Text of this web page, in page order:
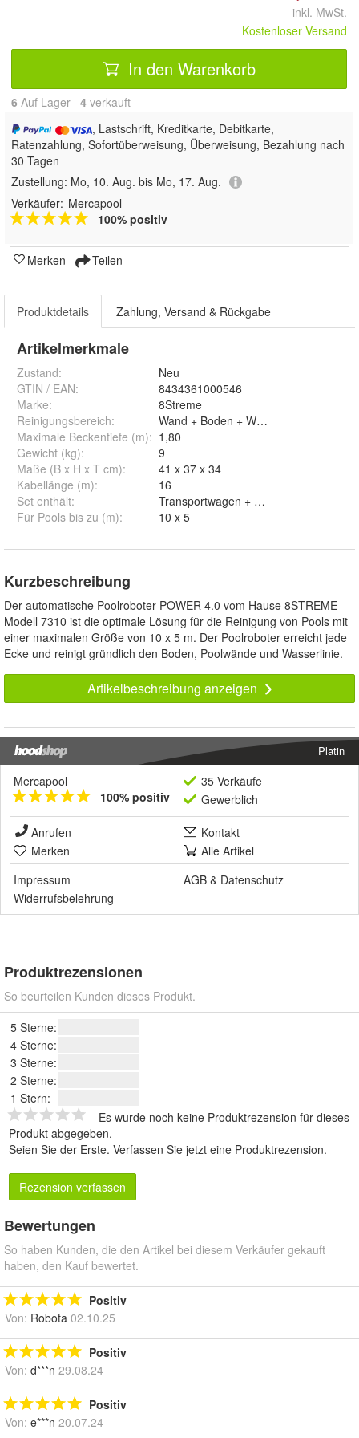
inkl. MwSt.
Kostenloser Versand
In den Warenkorb
6 Auf Lager 4 verkauft
, Lastschrift, Kreditkarte, Debitkarte,
Ratenzahlung, Sofortüberweisung, Überweisung, Bezahlung nach
30 Tagen
Zustellung: Mo, 10. Aug. bis Mo, 17. Aug.
Verkäufer: Mercapool
100% positiv
Merken Teilen
Produktdetails Zahlung, Versand & Rückgabe
Artikelmerkmale
Zustand:
Neu
GTIN / EAN:
8434361000546
Marke:
8Streme
Reinigungsbereich:
Wand + Boden + Wasserlinie
Maximale Beckentiefe (m): 1,80
Gewicht (kg):
9
Maße (B x H x T cm):
41 x 37 x 34
Kabellänge (m):
16
Set enthält:
Transportwagen + Steuereinheit +
Für Pools bis zu (m): 10 x 5
Kurzbeschreibung
Der automatische Poolroboter POWER 4.0 vom Hause 8STREME
Modell 7310 ist die optimale Lösung für die Reinigung von Pools mit
einer maximalen Größe von 10 x 5 m. Der Poolroboter erreicht jede
Ecke und reinigt gründlich den Boden, Poolwände und Wasserlinie.
Artikelbeschreibung anzeigen
Platin
Mercapool
100% positiv
35 Verkäufe
Gewerblich
Anrufen
Kontakt
Merken
Alle Artikel
Impressum
AGB & Datenschutz
Widerrufsbelehrung
Produktrezensionen
So beurteilen Kunden dieses Produkt.
5 Sterne:
4 Sterne:
3 Sterne:
2 Sterne:
1 Stern:
Es wurde noch keine Produktrezension für dieses
Produkt abgegeben.
Seien Sie der Erste. Verfassen Sie jetzt eine Produktrezension.
Rezension verfassen
Bewertungen
So haben Kunden, die den Artikel bei diesem Verkäufer gekauft
haben, den Kauf bewertet.
Positiv
Von: Robota 02.10.25
Positiv
Von: d***n 29.08.24
Positiv
Von: e***n 20.07.24